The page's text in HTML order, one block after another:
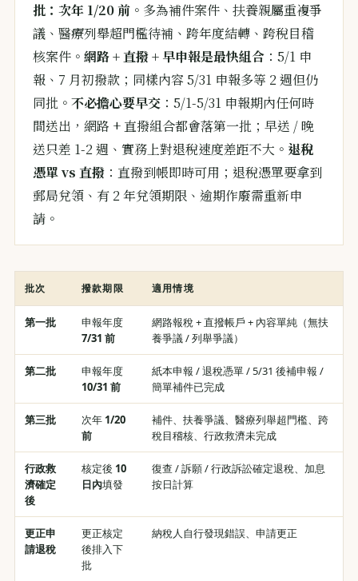
批：次年 1/20 前 。多為補件案件、扶養親屬重複爭
議、醫療列舉超門檻待補、跨年度結轉、跨稅目稽
核案件。 網路 + 直撥 + 早申報是最快組合 ：5/1 申
報、7 月初撥款；同樣內容 5/31 申報多等 2 週但仍
同批。 不必擔心要早交 ：5/1-5/31 申報期內任何時
間送出，網路 + 直撥組合都會落第一批；早送 / 晚
送只差 1-2 週、實務上對退稅速度差距不大。 退稅
憑單 vs 直撥 ：直撥到帳即時可用；退稅憑單要拿到
郵局兌領、有 2 年兌領期限、逾期作廢需重新申
請。
批次 撥款期限 適用情境
第一批
申報年度
7/31 前
網路報稅 + 直撥帳戶 + 內容單純（無扶
養爭議 / 列舉爭議）
第二批
申報年度
10/31 前
紙本申報 / 退稅憑單 / 5/31 後補申報 /
簡單補件已完成
第三批 次年 1/20
前
補件、扶養爭議、醫療列舉超門檻、跨
稅目稽核、行政救濟未完成
行政救
濟確定
後
核定後 10
日內填發
復查 / 訴願 / 行政訴訟確定退稅、加息
按日計算
更正申
請退稅
更正核定
後排入下
批
納稅人自行發現錯誤、申請更正